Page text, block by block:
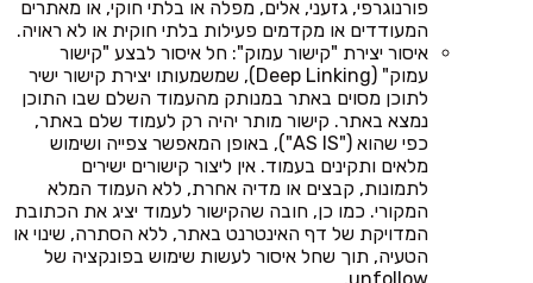
פורנוגרפי, גזעני, אלים, מפלה או בלתי חוקי, או מאתרים
המעודדים או מקדמים פעילות בלתי חוקית או לא ראויה.
איסור יצירת "קישור עמוק": חל איסור לבצע "קישור
עמוק" (Deep Linking), שמשמעותו יצירת קישור ישיר
לתוכן מסוים באתר במנותק מהעמוד השלם שבו התוכן
נמצא באתר. קישור מותר יהיה רק לעמוד שלם באתר,
כפי שהוא ("AS IS"), באופן המאפשר צפייה ושימוש
מלאים ותקינים בעמוד. אין ליצור קישורים ישירים
לתמונות, קבצים או מדיה אחרת, ללא העמוד המלא
המקורי. כמו כן, חובה שהקישור לעמוד יציג את הכתובת
המדויקת של דף האינטרנט באתר, ללא הסתרה, שינוי או
הטעיה, תוך שחל איסור לעשות שימוש בפונקציה של